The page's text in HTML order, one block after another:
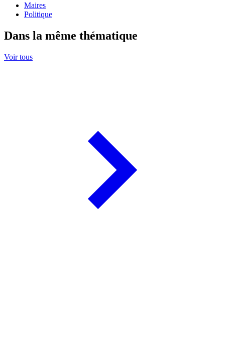
Maires
Politique
Dans la même thématique
Voir tous